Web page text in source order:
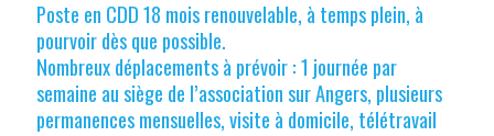
Poste en CDD 18 mois renouvelable, à temps plein, à
pourvoir dès que possible.
Nombreux déplacements à prévoir : 1 journée par
semaine au siège de l’association sur Angers, plusieurs
permanences mensuelles, visite à domicile, télétravail